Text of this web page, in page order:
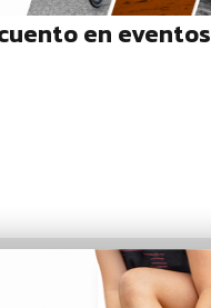
en eventos